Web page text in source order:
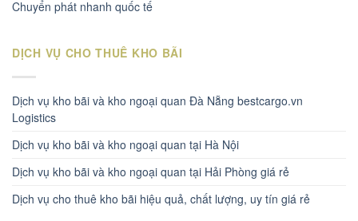
Chuyển phát nhanh quốc tế
DỊCH VỤ CHO THUÊ KHO BÃI
Dịch vụ kho bãi và kho ngoại quan Đà Nẵng bestcargo.vn
Logistics
Dịch vụ kho bãi và kho ngoại quan tại Hà Nội
Dịch vụ kho bãi và kho ngoại quan tại Hải Phòng giá rẻ
Dịch vụ cho thuê kho bãi hiệu quả, chất lượng, uy tín giá rẻ